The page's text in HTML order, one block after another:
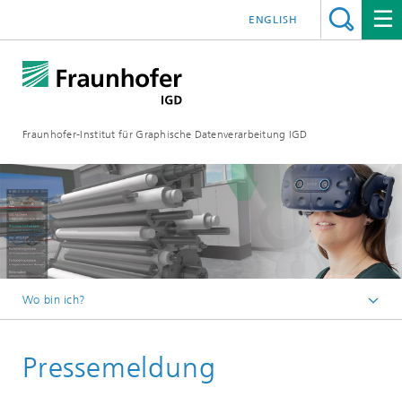
Fraunhofer-Institut für Graphische Datenverarbeitung IGD
ENGLISH
Wo bin ich?
Pressemeldung